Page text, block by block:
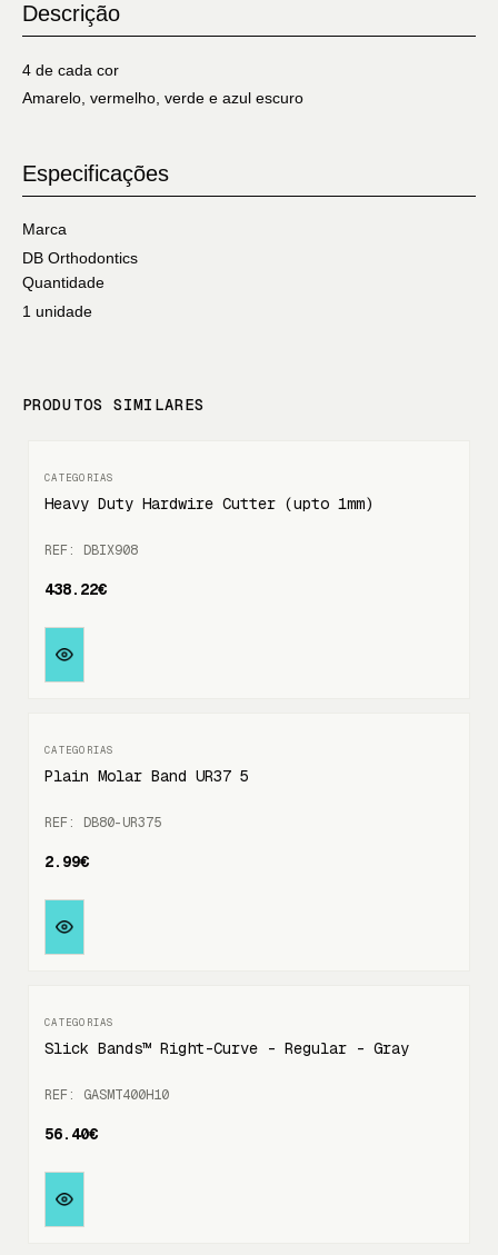
Descrição
4 de cada cor
Amarelo, vermelho, verde e azul escuro
Especificações
Marca
DB Orthodontics
Quantidade
1 unidade
PRODUTOS SIMILARES
Heavy Duty Hardwire Cutter (upto 1mm)
REF: DBIX908
438.22€
Plain Molar Band UR37 5
REF: DB80-UR375
2.99€
Slick Bands™ Right-Curve - Regular - Gray
REF: GASMT400H10
56.40€